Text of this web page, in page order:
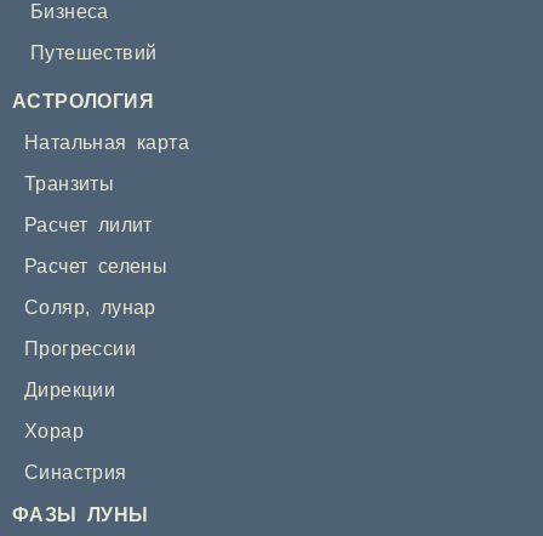
Бизнеса
Путешествий
АСТРОЛОГИЯ
Натальная карта
Транзиты
Расчет лилит
Расчет селены
Соляр, лунар
Прогрессии
Дирекции
Хорар
Синастрия
ФАЗЫ ЛУНЫ